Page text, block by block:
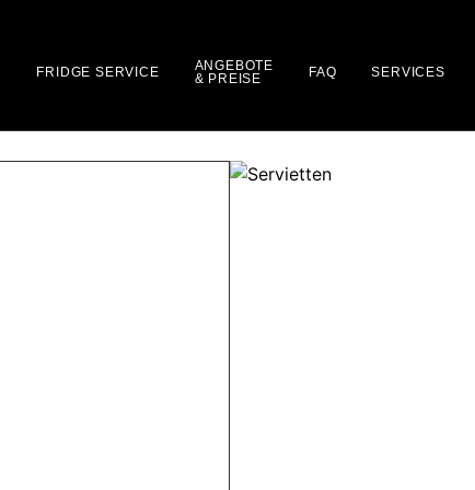
FRIDGE SERVICE
ANGEBOTE
& PREISE
FAQ SERVICES